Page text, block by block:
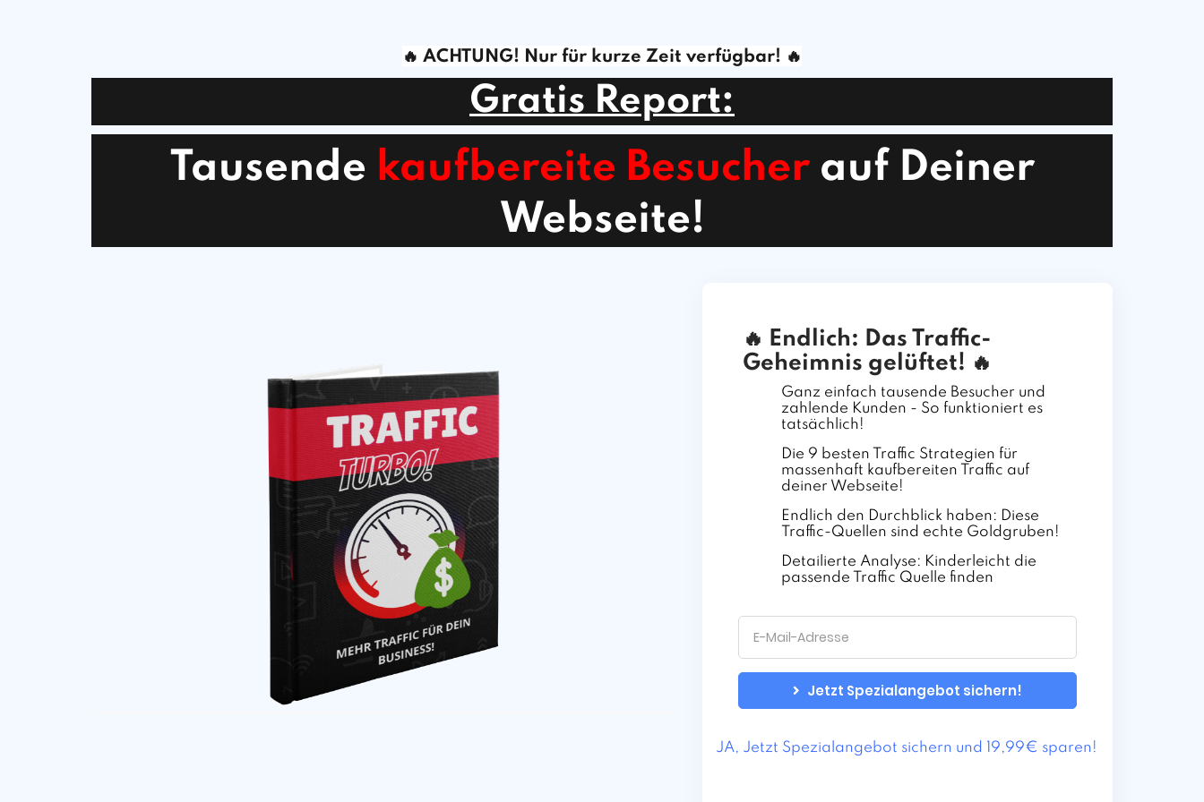
🔥 ACHTU NG! Nur für kurze Zeit verfügbar! 🔥
Gratis Report:
Tausende kaufbereite Besucherauf Deiner
Webseite!
🔥 Endlich: Das Traffic-
Geheimnis gelüftet! 🔥
Ganz einfach tausende Besucher und
zahlende Kunden - So funktioniert es
tatsächlich!
Die 9 besten Traffic Strategien für
massenhaft kaufbereiten Traffic auf
deiner Webseite!
Endlich den Durchblick haben: Diese
Traffic-Quellen sind echte Goldgruben!
Detailierte Analyse: Kinderleicht die
passende Traffic Quelle finden
Jetzt Spezialangebot sichern!
JA, Jetzt Spezialangebot sichern und 19,99€ sparen!